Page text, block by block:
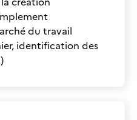
du travail
identification des